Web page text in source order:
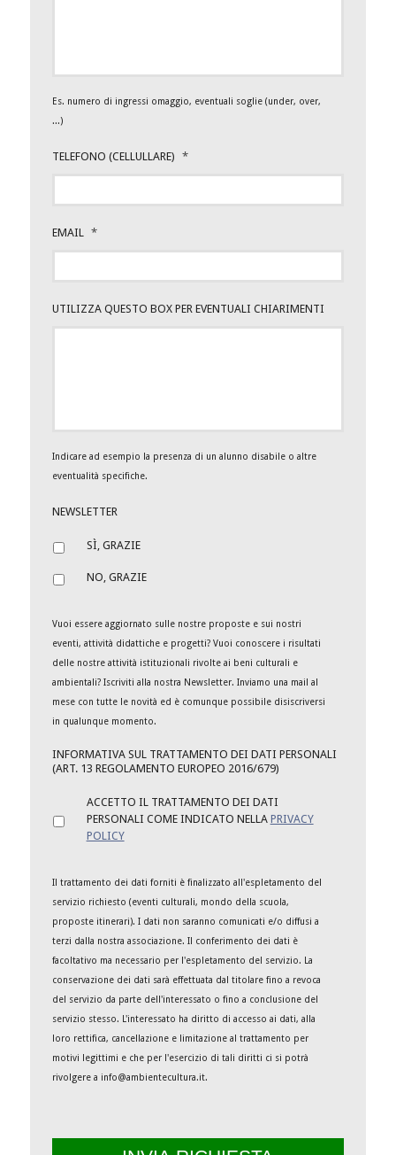
Es. numero di ingressi omaggio, eventuali soglie (under, over,
...)
TELEFONO (CELLULLARE) *
EMAIL *
UTILIZZA QUESTO BOX PER EVENTUALI CHIARIMENTI
Indicare ad esempio la presenza di un alunno disabile o altre
eventualità specifiche.
NEWSLETTER
SÌ, GRAZIE
NO, GRAZIE
Vuoi essere aggiornato sulle nostre proposte e sui nostri
eventi, attività didattiche e progetti? Vuoi conoscere i risultati
delle nostre attività istituzionali rivolte ai beni culturali e
ambientali? Iscriviti alla nostra Newsletter. Inviamo una mail al
mese con tutte le novità ed è comunque possibile disiscriversi
in qualunque momento.
INFORMATIVA SUL TRATTAMENTO DEI DATI PERSONALI
(ART. 13 REGOLAMENTO EUROPEO 2016/679)
ACCETTO IL TRATTAMENTO DEI DATI
PERSONALI COME INDICATO NELLA PRIVACY
POLICY
Il trattamento dei dati forniti è finalizzato all'espletamento del
servizio richiesto (eventi culturali, mondo della scuola,
proposte itinerari). I dati non saranno comunicati e/o diffusi a
terzi dalla nostra associazione. Il conferimento dei dati è
facoltativo ma necessario per l'espletamento del servizio. La
conservazione dei dati sarà effettuata dal titolare fino a revoca
del servizio da parte dell'interessato o fino a conclusione del
servizio stesso. L'interessato ha diritto di accesso ai dati, alla
loro rettifica, cancellazione e limitazione al trattamento per
motivi legittimi e che per l'esercizio di tali diritti ci si potrà
rivolgere a info@ambientecultura.it.